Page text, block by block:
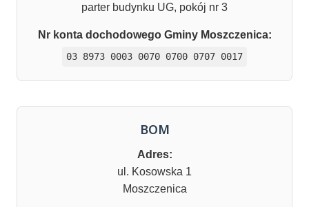
parter budynku UG, pokój nr 3
Nr konta dochodowego Gminy Moszczenica:
03 8973 0003 0070 0700 0707 0017
BOM
Adres:
ul. Kosowska 1
Moszczenica